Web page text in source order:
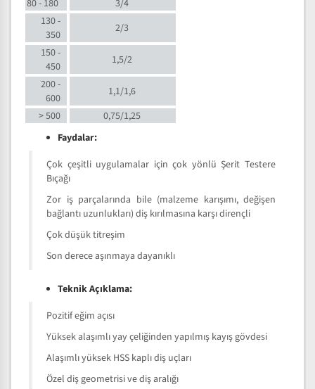
80 - 180
3/4
130 -
350
2/3
150 -
450
1,5/2
200 -
600
1,1/1,6
> 500
0,75/1,25
Faydalar:
Çok çeşitli uygulamalar için çok yönlü Şerit Testere
Bıçağı
Zor iş parçalarında bile (malzeme karışımı, değişen
bağlantı uzunlukları) diş kırılmasına karşı dirençli
Çok düşük titreşim
Son derece aşınmaya dayanıklı
Teknik Açıklama:
Pozitif eğim açısı
Yüksek alaşımlı yay çeliğinden yapılmış kayış gövdesi
Alaşımlı yüksek HSS kaplı diş uçları
Özel diş geometrisi ve diş aralığı